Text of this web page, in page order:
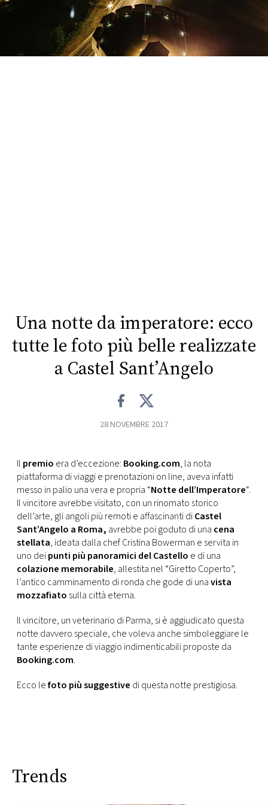
CONCORSI
Una notte da imperatore: ecco
tutte le foto più belle realizzate
a Castel Sant’Angelo
28 NOVEMBRE 2017
Il premio era d’eccezione: Booking.com, la nota
piattaforma di viaggi e prenotazioni on line, aveva infatti
messo in palio una vera e propria “Notte dell’Imperatore“.
Il vincitore avrebbe visitato, con un rinomato storico
dell’arte, gli angoli più remoti e affascinanti diCastel
Sant’Angelo a Roma, avrebbe poi goduto di una cena
stellata, ideata dalla chef Cristina Bowerman e servita in
uno deipunti più panoramici del Castello e di una
colazione memorabile, allestita nel “Giretto Coperto”,
l’antico camminamento di ronda che gode di unavista
mozzafiato sulla città eterna.
Il vincitore, un veterinario di Parma, si è aggiudicato questa
notte davvero speciale, che voleva anche simboleggiare le
tante esperienze di viaggio indimenticabili proposte da
Booking.com.
Ecco lefoto più suggestive di questa notte prestigiosa.
Trends